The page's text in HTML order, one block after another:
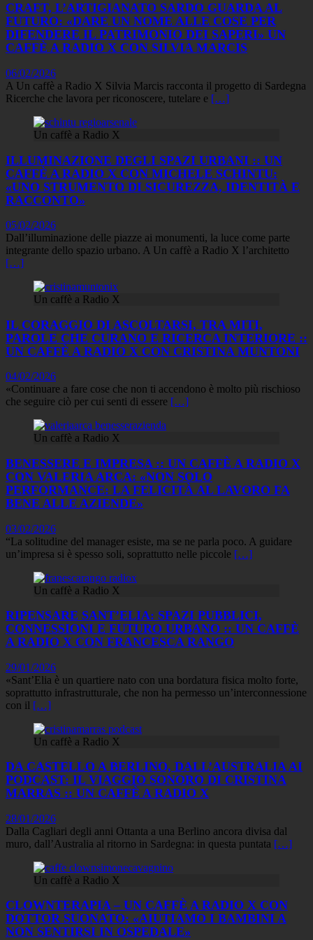
CRAFT, L’ARTIGIANATO SARDO GUARDA AL
FUTURO: «DARE UN NOME ALLE COSE PER
DIFENDERE IL PATRIMONIO DEI SAPERI» UN
CAFFÈ A RADIO X CON SILVIA MARCIS
06/02/2026
A Un caffè a Radio X Silvia Marcis racconta il progetto di Sardegna
Ricerche che lavora per riconoscere, tutelare e […]
Un caffè a Radio X
ILLUMINAZIONE DEGLI SPAZI URBANI :: UN
CAFFÈ A RADIO X CON MICHELE SCHINTU:
«UNO STRUMENTO DI SICUREZZA, IDENTITÀ E
RACCONTO»
05/02/2026
Dall’illuminazione delle piazze ai monumenti, la luce come parte
integrante dello spazio urbano. A Un caffè a Radio X l’architetto
[…]
Un caffè a Radio X
IL CORAGGIO DI ASCOLTARSI, TRA MITI,
PAROLE CHE CURANO E RICERCA INTERIORE ::
UN CAFFÈ A RADIO X CON CRISTINA MUNTONI
04/02/2026
«Continuare a fare cose che non ti accendono è molto più rischioso
che seguire ciò per cui senti di essere […]
Un caffè a Radio X
BENESSERE E IMPRESA :: UN CAFFÈ A RADIO X
CON VALERIA ARCA: «NON SOLO
PERFORMANCE: LA FELICITÀ AL LAVORO FA
BENE ALLE AZIENDE»
03/02/2026
“La solitudine del manager esiste, ma se ne parla poco. A guidare
un’impresa si è spesso soli, soprattutto nelle piccole […]
Un caffè a Radio X
RIPENSARE SANT’ELIA: SPAZI PUBBLICI,
CONNESSIONI E FUTURO URBANO :: UN CAFFÈ
A RADIO X CON FRANCESCA RANGO
29/01/2026
«Sant’Elia è un quartiere nato con una bordatura fisica molto forte,
soprattutto infrastrutturale, che non ha permesso un’interconnessione
con il […]
Un caffè a Radio X
DA CASTELLO A BERLINO, DALL’AUSTRALIA AI
PODCAST: IL VIAGGIO SONORO DI CRISTINA
MARRAS :: UN CAFFÈ A RADIO X
28/01/2026
Dalla Cagliari degli anni Ottanta a una Berlino ancora divisa dal
muro, dall’Australia al ritorno in Sardegna: in questa puntata […]
Un caffè a Radio X
CLOWNTERAPIA – UN CAFFÈ A RADIO X CON
DOTTOR SUONATO: «AIUTIAMO I BAMBINI A
NON SENTIRSI IN OSPEDALE»